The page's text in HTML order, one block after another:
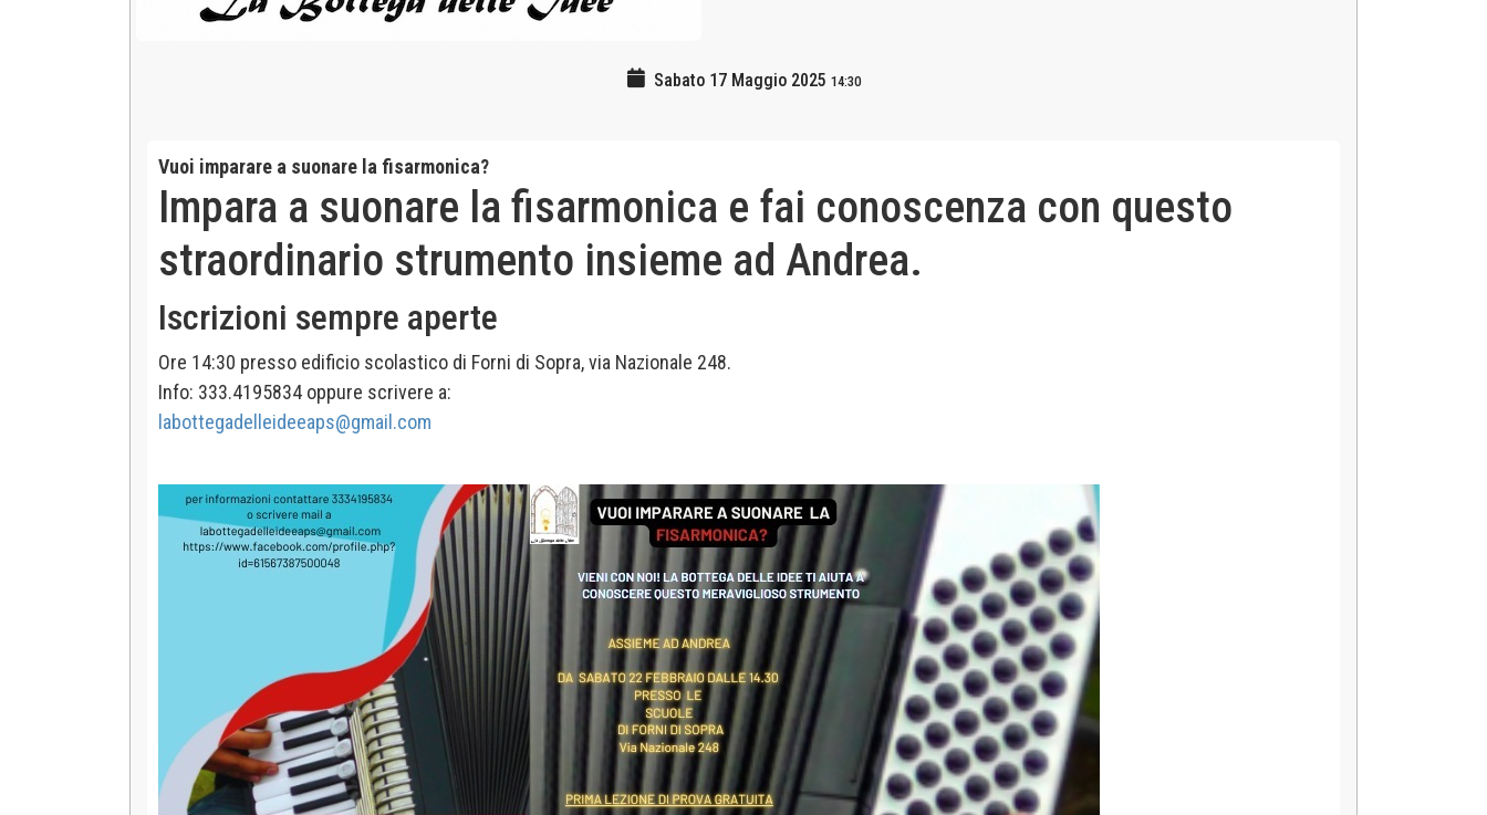
Sabato 17 Maggio 2025 14:30
Vuoi imparare a suonare la fisarmonica?
Impara a suonare la fisarmonica e fai conoscenza con questo
straordinario strumento insieme ad Andrea.
Iscrizioni sempre aperte
Ore 14:30 presso edificio scolastico di Forni di Sopra, via Nazionale 248.
Info: 333.4195834 oppure scrivere a:
labottegadelleideeaps@gmail.com